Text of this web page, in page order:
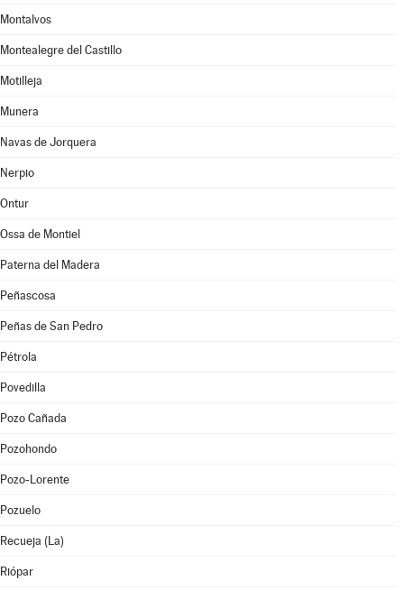
Montalvos
Montealegre del Castillo
Motilleja
Munera
Navas de Jorquera
Nerpio
Ontur
Ossa de Montiel
Paterna del Madera
Peñascosa
Peñas de San Pedro
Pétrola
Povedilla
Pozo Cañada
Pozohondo
Pozo-Lorente
Pozuelo
Recueja (La)
Riópar